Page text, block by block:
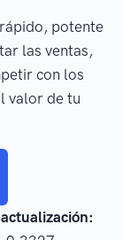
potente
las ventas,
con los
valor de tu